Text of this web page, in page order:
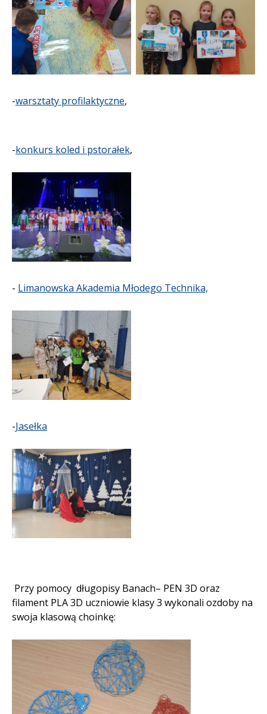
-warsztaty profilaktyczne,
-konkurs koled i pstorałek,
- Limanowska Akademia Młodego Technika,
-Jasełka
Przy pomocy długopisy Banach– PEN 3D oraz
filament PLA 3D uczniowie klasy 3 wykonali ozdoby na
swoja klasową choinkę: